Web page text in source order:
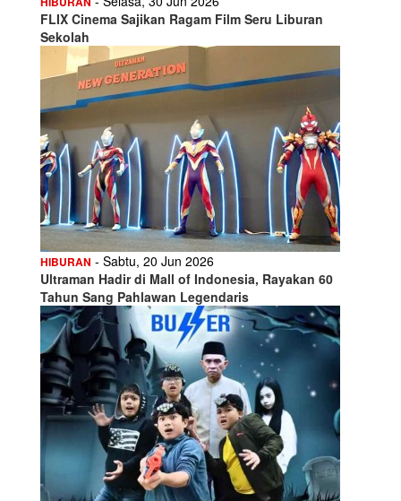
FLIX Cinema Sajikan Ragam Film Seru Liburan
Sekolah
HIBURAN - Sabtu, 20 Jun 2026
Ultraman Hadir di Mall of Indonesia, Rayakan 60
Tahun Sang Pahlawan Legendaris